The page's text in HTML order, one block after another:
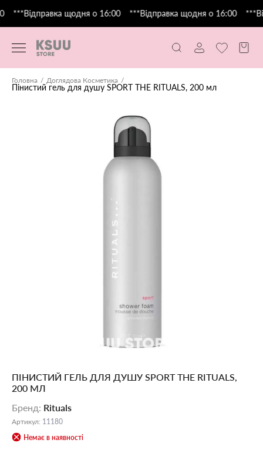
***Відправка щодня о 16:00 ***Відправка щодня о 16:00
Головна Доглядова Косметика
Пінистий гель для душу SPORT THE RITUALS, 200 мл
ПІНИСТИЙ ГЕЛЬ ДЛЯ ДУШУ SPORT THE RITUALS,
200 МЛ
Бренд: Rituals
Артикул: 11180
Немає в наявності